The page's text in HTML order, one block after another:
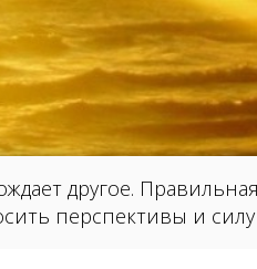
другое.
перспективы и